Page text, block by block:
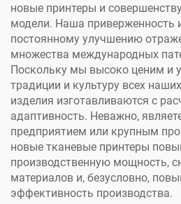
новые принтеры и
модели. Наша приверженность
постоянному улучшению
множества международных
Поскольку мы высоко ценим и
традиции и культуру всех
изделия изготавливаются с
адаптивность. Неважно,
предприятием или крупным
новые тканевые принтеры
производственную мощность,
материалов и, безусловно,
эффективность производства.